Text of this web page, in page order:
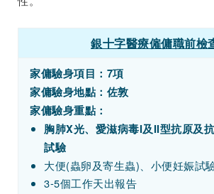
銀十字醫療僱傭職前檢
家傭驗身項目：7項
家傭驗身地點：佐敦
家傭驗身重點：
胸肺X光、愛滋病毒I及II型抗原及
試驗
大便(蟲卵及寄生蟲)、小便妊娠試
3-5個工作天出報告